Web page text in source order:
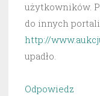
użytkowników.
do innych
http://
upadło.
Odpowiedz